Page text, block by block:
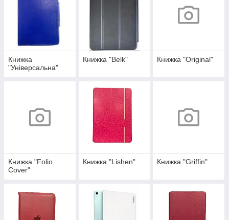
Книжка
"Універсальна"
Книжка "Belk" Книжка "Original"
Книжка "Folio
Cover"
Книжка "Lishen" Книжка "Griffin"